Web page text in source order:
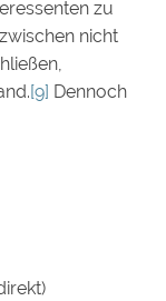
zu
nicht
[9] Dennoch